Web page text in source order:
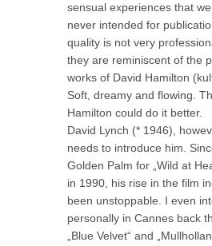
sensual experiences that
never intended for
quality is not very
they are reminiscent of the
works of David Hamilton
Soft, dreamy and flowing.
Hamilton could do it better.
David Lynch (* 1946),
needs to introduce him.
Golden Palm for „Wild at
in 1990, his rise in the film
been unstoppable. I even
personally in Cannes back
„Blue Velvet“ and